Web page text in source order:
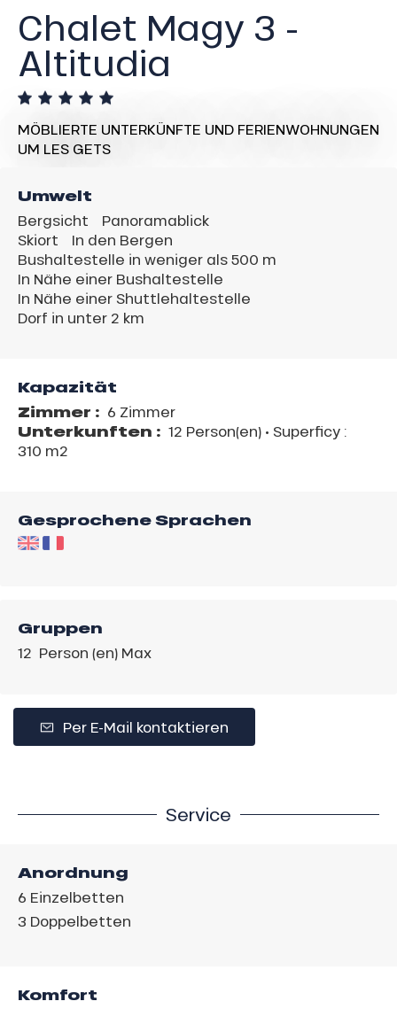
Chalet Magy 3 -
Altitudia
MÖBLIERTE UNTERKÜNFTE UND FERIENWOHNUNGEN
UM LES GETS
Umwelt
Bergsicht
Panoramablick
Skiort
In den Bergen
Bushaltestelle in weniger als 500 m
In Nähe einer Bushaltestelle
In Nähe einer Shuttlehaltestelle
Dorf in unter 2 km
Kapazität
Zimmer : 6 Zimmer
Unterkunften : 12 Person(en) • Superficy :
310 m2
Gesprochene Sprachen
Gruppen
12 Person (en) Max
Per E-Mail kontaktieren
Service
Anordnung
6 Einzelbetten
3 Doppelbetten
Komfort